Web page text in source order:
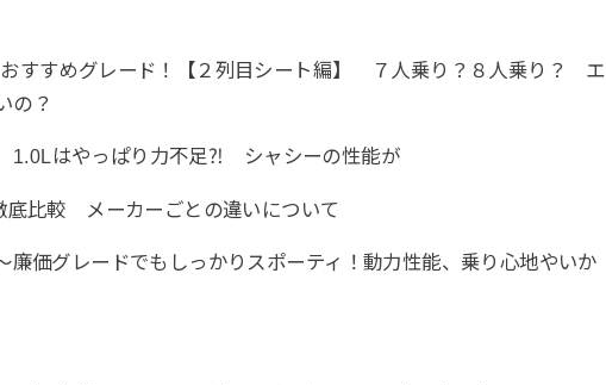
すすめグレード！【２列目シート編】 ７人乗り？８人乗り？ エ
の？
はやっぱり力不足⁈ シャシーの性能が
底比較 メーカーごとの違いについて
価グレードでもしっかりスポーティ！動力性能、乗り心地やいか